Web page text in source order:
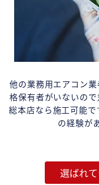
他の業務用エアコン
格保有者がいないの
総本店なら施工可能
の経験が
選ばれ